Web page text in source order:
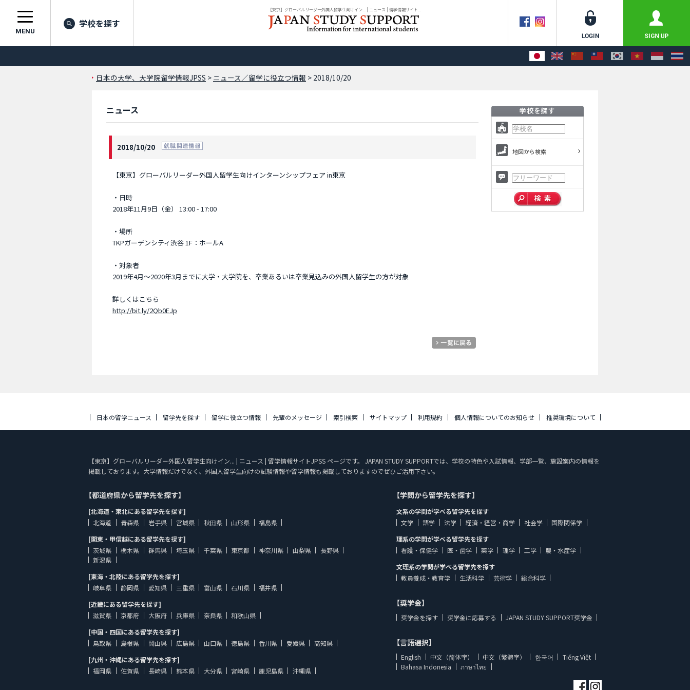
【東京】グローバルリーダー外国人留学生向けイン... | ニュース | 留学情報サイト...
MENU
学校を探す
日本の大学、大学院留学情報JPSS > ニュース／留学に役立つ情報 > 2018/10/20
ニュース
2018/10/20
【東京】グローバルリーダー外国人留学生向けインターンシップフェア in東京
・日時
2018年11月9日（金） 13:00 - 17:00
・場所
TKPガーデンシティ渋谷 1F：ホールA
・対象者
2019年4月～2020年3月までに大学・大学院を、卒業あるいは卒業見込みの外国人留学生の方が対象
詳しくはこちら
http://bit.ly/2Qb0EJp
地図から検索
日本の留学ニュース 留学先を探す 留学に役立つ情報 先輩のメッセージ 索引検索 サイトマップ 利用規約 個人情報についてのお知らせ 推奨環境について
【東京】グローバルリーダー外国人留学生向けイン... | ニュース | 留学情報サイトJPSS ページです。 JAPAN STUDY SUPPORTでは、学校の特色や入試情報、学部一覧、施設案内の情報を
掲載しております。大学情報だけでなく、外国人留学生向けの試験情報や留学情報も掲載しておりますのでぜひご活用下さい。
【都道府県から留学先を探す】
[北海道・東北にある留学先を探す]
北海道
青森県 岩手県 宮城県 秋田県 山形県
福島県
[関東・甲信越にある留学先を探す]
茨城県
栃木県 群馬県 埼玉県 千葉県 東京都 神奈川県 山梨県
長野県
新潟県
[東海・北陸にある留学先を探す]
岐阜県
静岡県 愛知県 三重県 富山県 石川県
福井県
[近畿にある留学先を探す]
滋賀県
京都府 大阪府 兵庫県 奈良県
和歌山県
[中国・四国にある留学先を探す]
鳥取県
島根県 岡山県 広島県 山口県 徳島県 香川県 愛媛県
高知県
[九州・沖縄にある留学先を探す]
福岡県
佐賀県 長崎県 熊本県 大分県 宮崎県 鹿児島県 沖縄県
【学問から留学先を探す】
文系の学問が学べる留学先を探す
文学
語学 法学 経済・経営・商学 社会学
国際関係学
理系の学問が学べる留学先を探す
看護・保健学
医・歯学 薬学 理学 工学
農・水産学
文理系の学問が学べる留学先を探す
教員養成・教育学
生活科学 芸術学 総合科学
【奨学金】
奨学金を探す 奨学金に応募する JAPAN STUDY SUPPORT奨学金
【言語選択】
English 中文（简体字） 中文（繁體字） 한국어
Tiếng Việt
Bahasa Indonesia
ภาษาไทย